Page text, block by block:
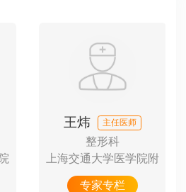
王炜 主任医师
整形科
上海交通大学医学院附
专家专栏